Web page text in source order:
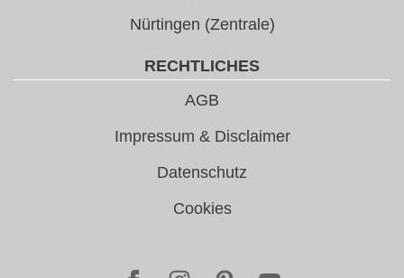
Nürtingen (Zentrale)
RECHTLICHES
AGB
Impressum & Disclaimer
Datenschutz
Cookies